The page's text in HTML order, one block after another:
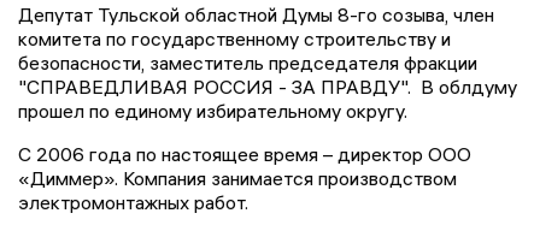
Депутат Тульской областной Думы 8-го созыва, член
комитета по государственному строительству и
безопасности, заместитель председателя фракции
"СПРАВЕДЛИВАЯ РОССИЯ - ЗА ПРАВДУ". В облдуму
прошел по единому избирательному округу.
С 2006 года по настоящее время – директор ООО
«Диммер». Компания занимается производством
электромонтажных работ.